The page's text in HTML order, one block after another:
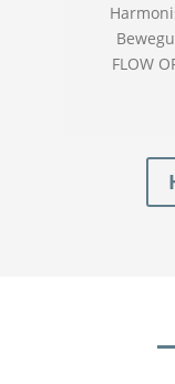
FLOW